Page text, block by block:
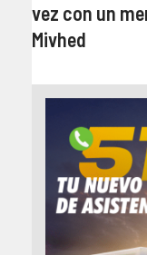
vez con un
Mivhed